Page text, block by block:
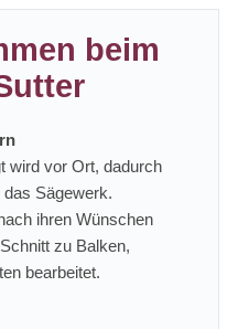
beim
wird vor Ort, dadurch
Sägewerk.
ihren Wünschen
zu Balken,
bearbeitet.